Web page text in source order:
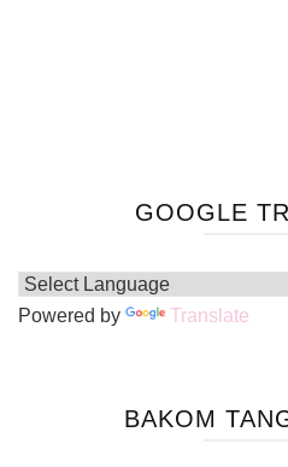
GOOGLE
Powered by Translate
BAKOM